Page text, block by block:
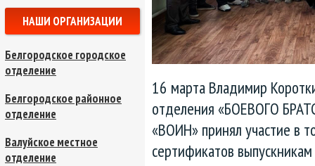
16 марта Владимир
отделения «БОЕВОГО
«ВОИН» принял участие в
сертификатов
НАШИ ОРГАНИЗАЦИИ
Белгородское городское
отделение
Белгородское районное
отделение
Валуйское местное
отделение